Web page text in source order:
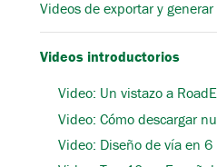
Videos de exportar y
Videos introductorios
Video: Un vistazo a
Video: Cómo descargar
Video: Diseño de vía en